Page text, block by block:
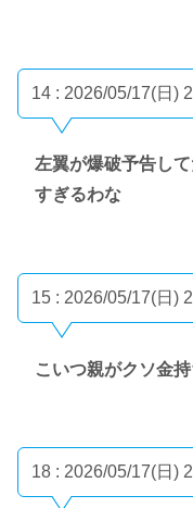
14 : 2026/05/17(日)
左翼が爆破予告し
すぎるわな
15 : 2026/05/17(日)
こいつ親がクソ金
18 : 2026/05/17(日)